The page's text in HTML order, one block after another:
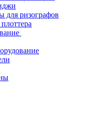
для ризографов